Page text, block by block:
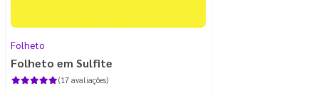
Folheto
Folheto em Sulfite
(17 avaliações)